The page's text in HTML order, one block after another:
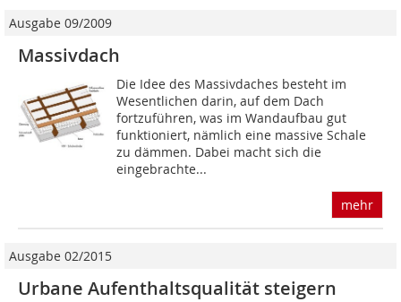
Ausgabe 09/2009
Massivdach
Die Idee des Massivdaches besteht im
Wesentlichen darin, auf dem Dach
fortzuführen, was im Wandaufbau gut
funktioniert, nämlich eine massive Schale
zu dämmen. Dabei macht sich die
eingebrachte...
mehr
Ausgabe 02/2015
Urbane Aufenthaltsqualität steigern